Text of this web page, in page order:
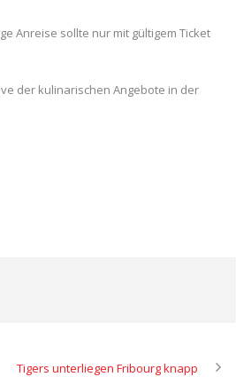
Anreise sollte nur mit gültigem Ticket
der kulinarischen Angebote in der
Tigers unterliegen Fribourg knapp